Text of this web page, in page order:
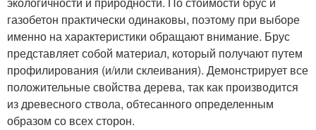
газобетон практически одинаковы, поэтому при выборе
именно на характеристики обращают внимание. Брус
представляет собой материал, который получают путем
профилирования (и/или склеивания). Демонстрирует все
положительные свойства дерева, так как производится
из древесного ствола, обтесанного определенным
образом со всех сторон.